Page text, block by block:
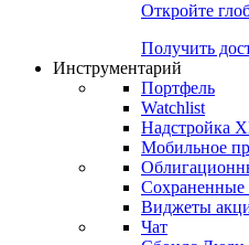
Консенсусы
Попробуйте
Откройте
Получить
Инструментарий
Портфель
Watchlist
Надстройка
Мобильное